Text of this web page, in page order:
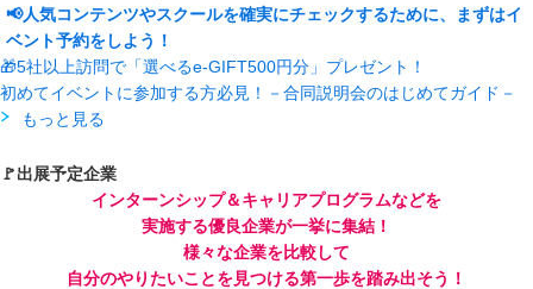
📢人気コンテンツやスクールを確実にチェックするために、まずはイ
ベント予約をしよう！
🎁5社以上訪問で「選べるe-GIFT500円分」プレゼント！
初めてイベントに参加する方必見！－合同説明会のはじめてガイド－
もっと見る
🚩出展予定企業
インターンシップ＆キャリアプログラムなどを
実施する優良企業が一挙に集結！
様々な企業を比較して
自分のやりたいことを見つける第一歩を踏み出そう！